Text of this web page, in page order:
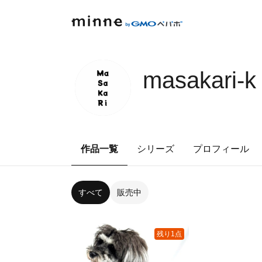
masakari-k
作品一覧 シリーズ プロフィール
すべて 販売中
残り1点